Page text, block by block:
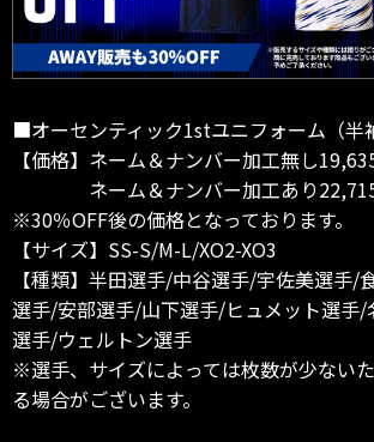
■オーセンティック1stユニフォーム（半
【価格】ネーム＆ナンバー加工無し
ネーム＆ナンバー加工あり22,715
※30％OFF後の価格となっております。
【サイズ】SS-S/M-L/XO2-XO3
【種類】半田選手/中谷選手/宇佐美選手/
選手/安部選手/山下選手/ヒュメット選手
選手/ウェルトン選手
※選手、サイズによっては枚数が少ない
る場合がございます。